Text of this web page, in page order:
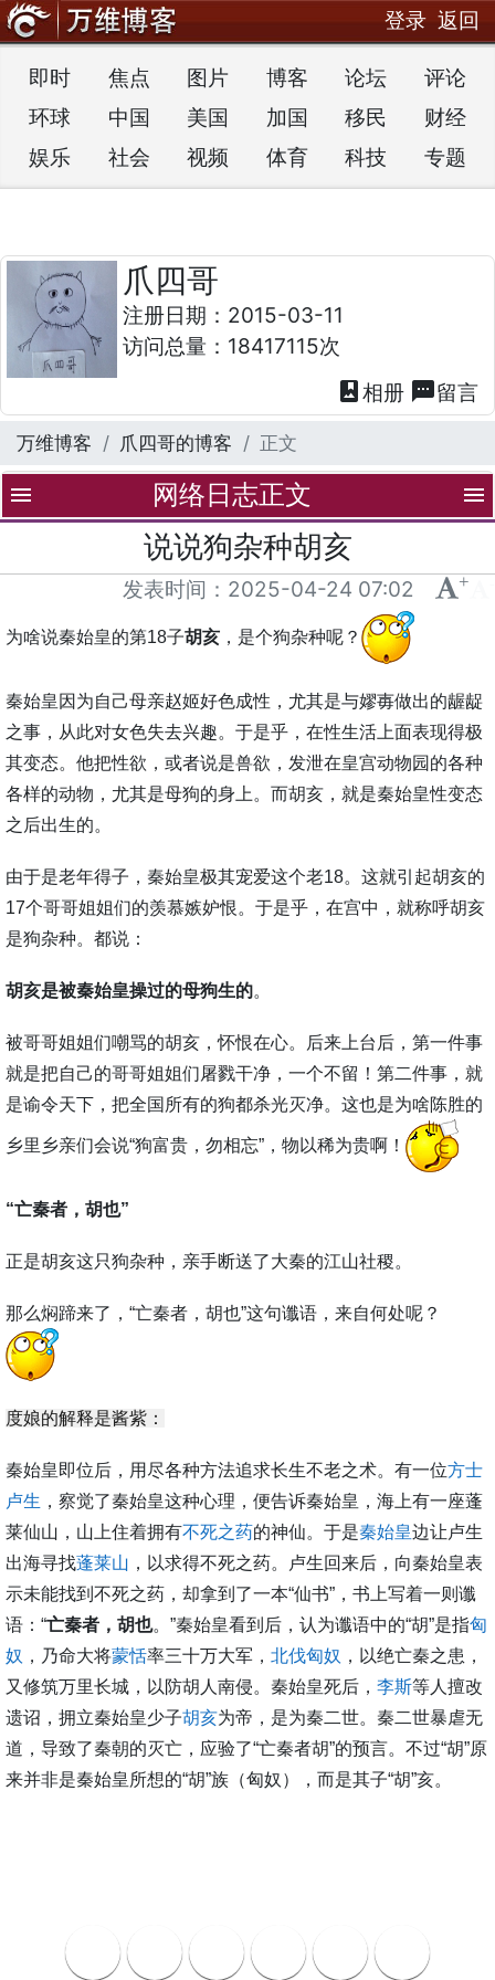
登录 返回
即时 焦点 图片 博客 论坛
评论
环球
中国 美国 加国 移民
财经
娱乐
社会 视频 体育 科技 专题
爪四哥
注册日期：2015-03-11
访问总量：18417115次
photo_album 相册 textsms留言
万维博客 爪四哥的博客 正文
menu 网络日志正文 menu
说说狗杂种胡亥
发表时间： 2025-04-24 07:02 +
为啥说秦始皇的第18子胡亥，是个狗杂种呢？
秦始皇因为自己母亲赵姬好色成性，尤其是与嫪毐做出的龌龊
之事，从此对女色失去兴趣。于是乎，在性生活上面表现得极
其变态。他把性欲，或者说是兽欲，发泄在皇宫动物园的各种
各样的动物，尤其是母狗的身上。而胡亥，就是秦始皇性变态
之后出生的。
由于是老年得子，秦始皇极其宠爱这个老18。这就引起胡亥的
17个哥哥姐姐们的羡慕嫉妒恨。于是乎，在宫中，就称呼胡亥
是狗杂种。都说：
胡亥是被秦始皇操过的母狗生的。
被哥哥姐姐们嘲骂的胡亥，怀恨在心。后来上台后，第一件事
就是把自己的哥哥姐姐们屠戮干净，一个不留！第二件事，就
是谕令天下，把全国所有的狗都杀光灭净。这也是为啥陈胜的
乡里乡亲们会说“狗富贵，勿相忘”，物以稀为贵啊！
“亡秦者，胡也”
正是胡亥这只狗杂种，亲手断送了大秦的江山社稷。
那么焖蹄来了，“亡秦者，胡也”这句谶语，来自何处呢？
度娘的解释是酱紫：
秦始皇即位后，用尽各种方法追求长生不老之术。有一位方士
卢生 ，察觉了秦始皇这种心理，便告诉秦始皇，海上有一座蓬
莱仙山，山上住着拥有不死之药的神仙。于是秦始皇边让卢生
出海寻找蓬莱山 ，以求得不死之药。卢生回来后，向秦始皇表
示未能找到不死之药，却拿到了一本“仙书”，书上写着一则谶
语：“亡秦者，胡也。”秦始皇看到后，认为谶语中的“胡”是指匈
奴 ，乃命大将蒙恬率三十万大军， 北伐匈奴 ，以绝亡秦之患，
又修筑万里长城，以防胡人南侵。秦始皇死后， 李斯等人擅改
遗诏，拥立秦始皇少子胡亥为帝，是为秦二世。秦二世暴虐无
道，导致了秦朝的灭亡，应验了“亡秦者胡”的预言。不过“胡”原
来并非是秦始皇所想的“胡”族（匈奴），而是其子“胡”亥。